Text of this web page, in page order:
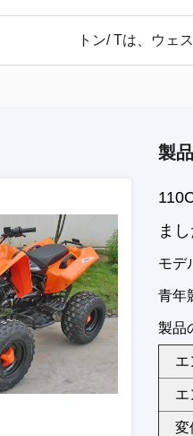
トン/ Tは、ウェ
製
ま
モデ
青年
製品
エ
エ
変